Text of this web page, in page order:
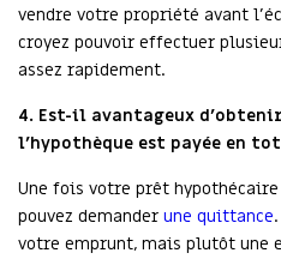
vendre votre propriété avant
croyez pouvoir effectuer
assez rapidement.
4. Est-il avantageux
l’hypothèque est payée en
Une fois votre prêt
pouvez demander une quittance
votre emprunt, mais plutôt une